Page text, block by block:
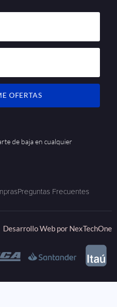
OFERTAS
de baja en cualquier
Preguntas Frecuentes
Desarrollo Web por NexTechOne